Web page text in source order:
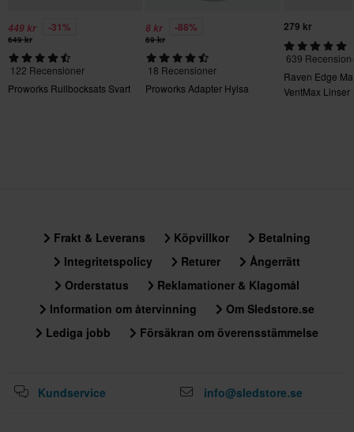
60 dagars returrätt*
Du har rätt att returnera din beställning inom 60 dagar.
Returavgifter tillkommer. *Rätten att returnera gäller inte för
produkter som är personaliserade eller tillverkade på beställning.
449 kr -31%
649 kr
122 Recensioner
Proworks Rullbocksats Svart
8 kr -88%
69 kr
18 Recensioner
Proworks Adapter Hylsa
279 kr
639
Raven Edge
VentMax Linser
Frakt & Leverans Köpvillkor
Betalning
Integritetspolicy
Returer
Ångerrätt
Orderstatus
Reklamationer & Klagomål
Information om återvinning
Om Sledstore.se
Lediga jobb
Försäkran om överensstämmelse
Kundservice info@sledstore.se